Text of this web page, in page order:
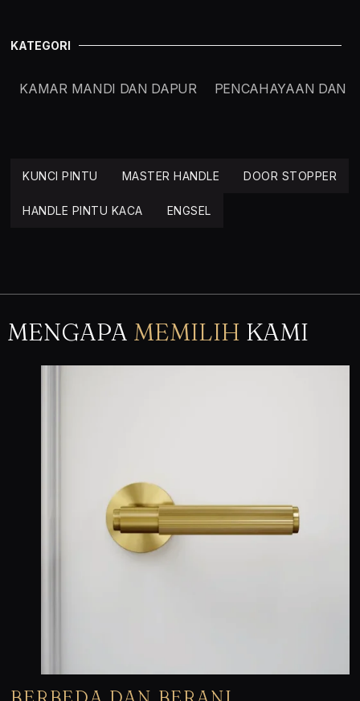
KATEGORI
KAMAR MANDI DAN DAPUR PENCAHAYAAN DAN
KUNCI PINTU MASTER HANDLE DOOR STOPPER
HANDLE PINTU KACA ENGSEL
MENGAPA MEMILIH KAMI